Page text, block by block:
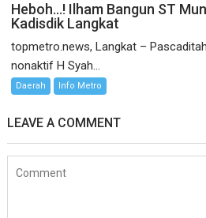
Heboh…! Ilham Bangun ST
Kadisdik Langkat
topmetro.news, Langkat –
nonaktif H Syah...
Daerah Info Metro
LEAVE A COMMENT